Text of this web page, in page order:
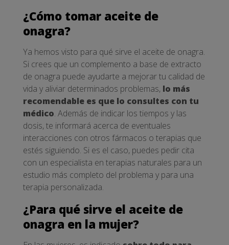
¿Cómo tomar aceite de
onagra?
Ya hemos visto para qué sirve el aceite de onagra.
Si crees que un complemento a base de extracto
de onagra puede ayudarte a mejorar tu calidad de
vida y aliviar determinados problemas, lo más
recomendable es que lo consultes con tu
médico. Además de indicar los tiempos y las
dosis, te informará acerca de eventuales
interacciones con otros fármacos o terapias que
estés siguiendo. Si es el caso, puedes pedir cita
con un especialista en terapias naturales para un
estudio más completo del problema y para una
terapia personalizada.
¿Para qué sirve el aceite de
onagra en la mujer?